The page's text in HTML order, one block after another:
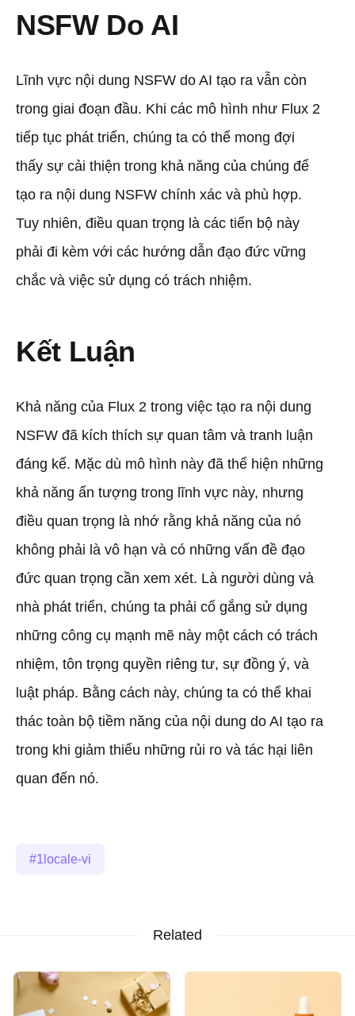
NSFW Do AI
Lĩnh vực nội dung NSFW do AI tạo ra vẫn còn
trong giai đoạn đầu. Khi các mô hình như Flux 2
tiếp tục phát triển, chúng ta có thể mong đợi
thấy sự cải thiện trong khả năng của chúng để
tạo ra nội dung NSFW chính xác và phù hợp.
Tuy nhiên, điều quan trọng là các tiến bộ này
phải đi kèm với các hướng dẫn đạo đức vững
chắc và việc sử dụng có trách nhiệm.
Kết Luận
Khả năng của Flux 2 trong việc tạo ra nội dung
NSFW đã kích thích sự quan tâm và tranh luận
đáng kể. Mặc dù mô hình này đã thể hiện những
khả năng ấn tượng trong lĩnh vực này, nhưng
điều quan trọng là nhớ rằng khả năng của nó
không phải là vô hạn và có những vấn đề đạo
đức quan trọng cần xem xét. Là người dùng và
nhà phát triển, chúng ta phải cố gắng sử dụng
những công cụ mạnh mẽ này một cách có trách
nhiệm, tôn trọng quyền riêng tư, sự đồng ý, và
luật pháp. Bằng cách này, chúng ta có thể khai
thác toàn bộ tiềm năng của nội dung do AI tạo ra
trong khi giảm thiểu những rủi ro và tác hại liên
quan đến nó.
1locale-vi
Related